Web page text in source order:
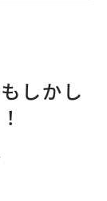
しかし